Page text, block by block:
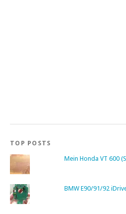
TOP POSTS
Mein Honda VT 600
BMW E90/91/92